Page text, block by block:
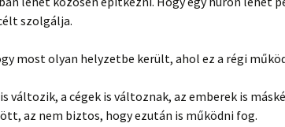
szolgálja.
most olyan helyzetbe került, ahol ez a régi
változik, a cégek is változnak, az emberek is
az nem biztos, hogy ezután is működni fog.